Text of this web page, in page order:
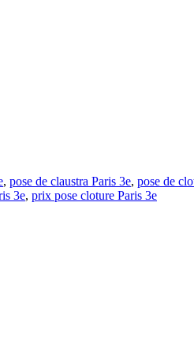
, pose de claustra Paris 3e, pose de
3e, prix pose cloture Paris 3e